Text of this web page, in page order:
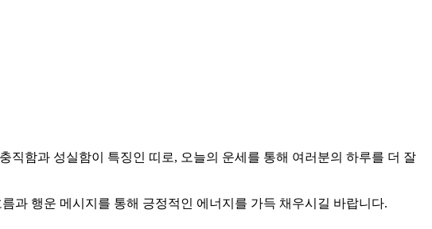
직함과 성실함이 특징인 띠로, 오늘의 운세를 통해 여러분의 하루를 더 잘
과 행운 메시지를 통해 긍정적인 에너지를 가득 채우시길 바랍니다.